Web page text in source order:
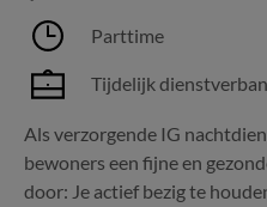
Parttime
Tijdelijk
Als verzorgende IG
bewoners een fijne en
door: Je actief bezig te